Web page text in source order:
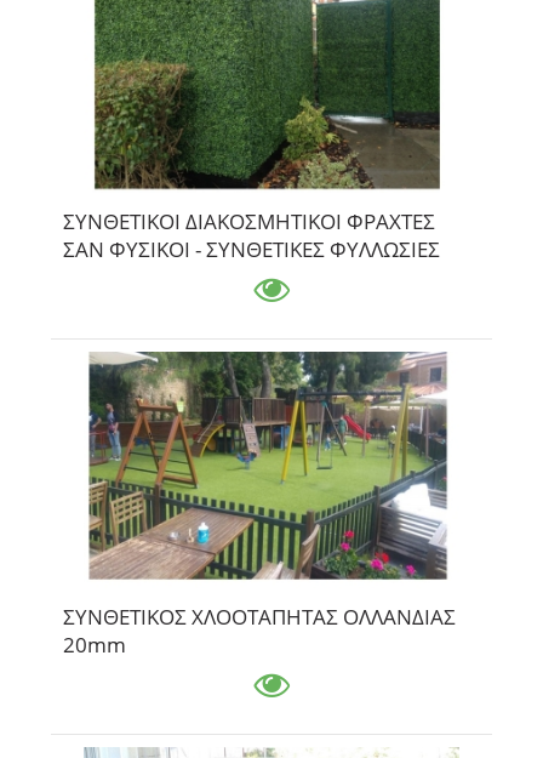
ΣΥΝΘΕΤΙΚΟΙ ΔΙΑΚΟΣΜΗΤΙΚΟΙ ΦΡΑΧΤΕΣ
ΣΑΝ ΦΥΣΙΚΟΙ - ΣΥΝΘΕΤΙΚΕΣ ΦΥΛΛΩΣΙΕΣ
ΣΥΝΘΕΤΙΚΟΣ ΧΛΟΟΤΑΠΗΤΑΣ ΟΛΛΑΝΔΙΑΣ
20mm